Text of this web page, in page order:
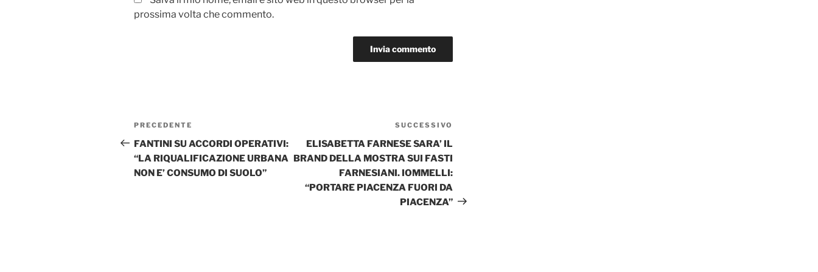
prossima volta che commento.
Navigazione
articoli
Articolo
precedente:
PRECEDENTE
FANTINI SU ACCORDI OPERATIVI:
“LA RIQUALIFICAZIONE URBANA
NON E’ CONSUMO DI SUOLO”
SUCCESSIVO
ELISABETTA FARNESE SARA’ IL
BRAND DELLA MOSTRA SUI FASTI
FARNESIANI. IOMMELLI:
“PORTARE PIACENZA FUORI DA
PIACENZA”